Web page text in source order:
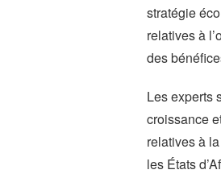
stratégie
relatives à
des
Les experts
croissance
relatives à
les États